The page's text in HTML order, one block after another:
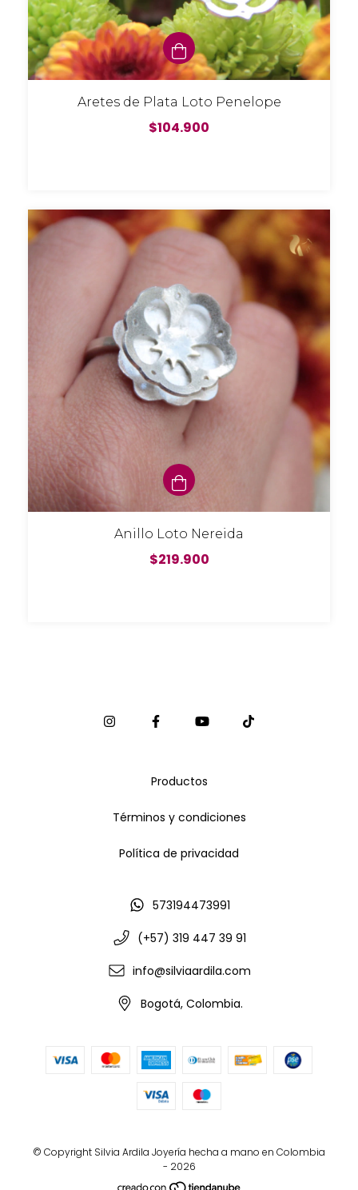
Aretes de Plata Loto Penelope
$104.900
Anillo Loto Nereida
$219.900
Productos
Términos y condiciones
Política de privacidad
573194473991
(+57) 319 447 39 91
info@silviaardila.com
Bogotá, Colombia.
© Copyright Silvia Ardila Joyería hecha a mano en Colombia
- 2026